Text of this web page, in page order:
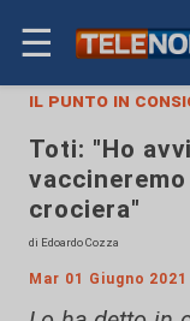
☰
il punto in
Toti: "Ho
crociera"
di Edoardo Cozza
Mar 01 Giugno 2021